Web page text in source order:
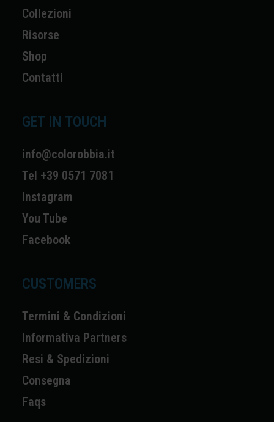
Collezioni
Risorse
Shop
Contatti
GET IN TOUCH
info@colorobbia.it
Tel +39 0571 7081
Instagram
You Tube
Facebook
CUSTOMERS
Termini & Condizioni
Informativa Partners
Resi & Spedizioni
Consegna
Faqs